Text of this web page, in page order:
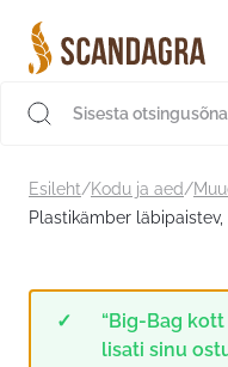
sisu
juurde
Esileht/Kodu ja aed/
Plastikämber
“Big-Bag
lisati sinu